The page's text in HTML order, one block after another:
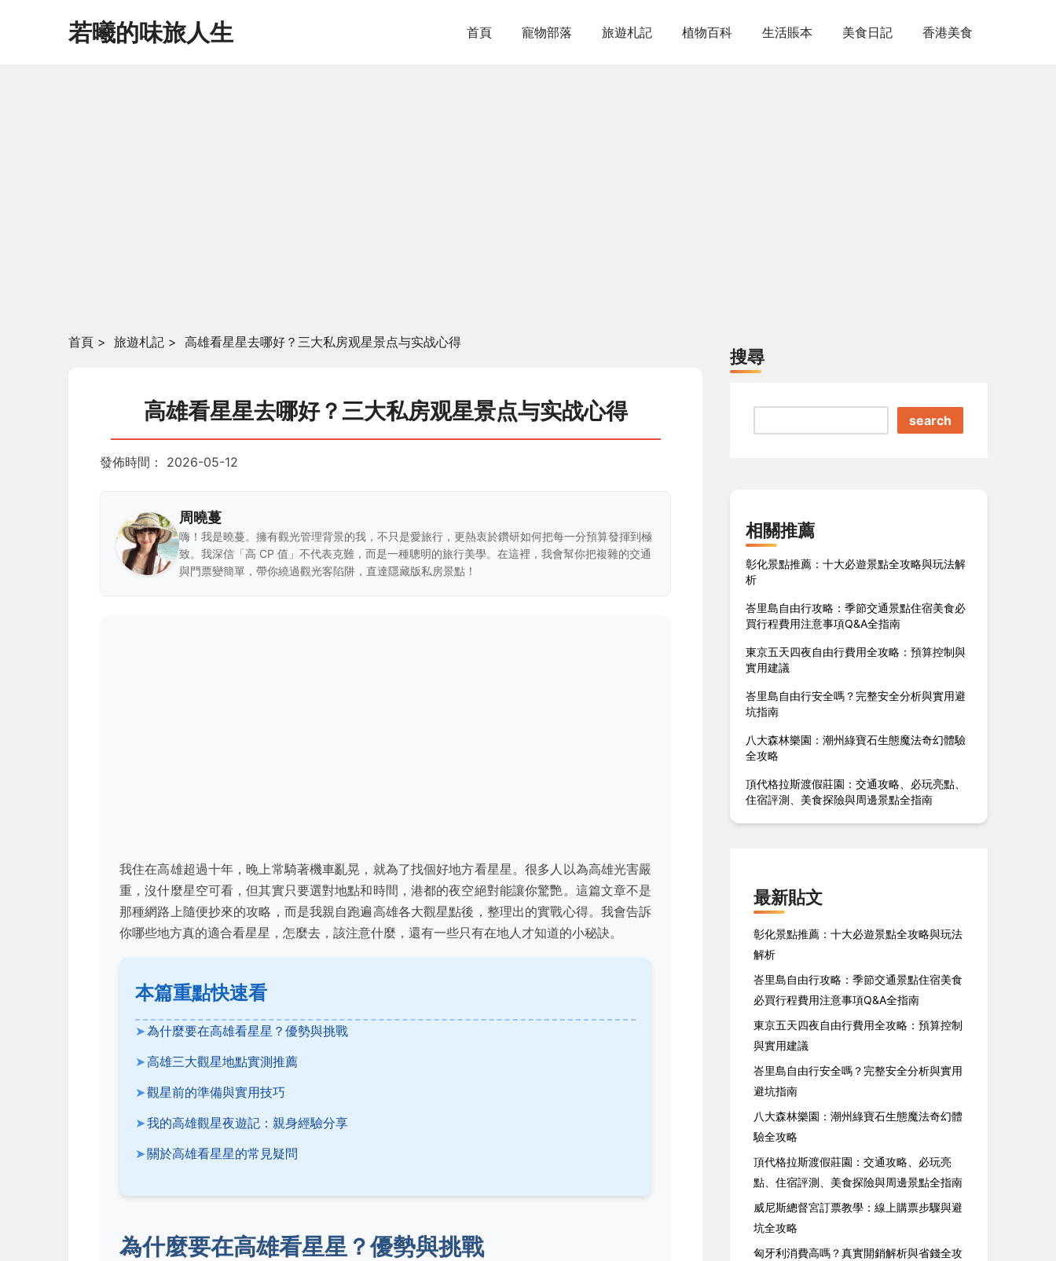
若曦的味旅人生 首頁 寵物部落 旅遊札記 植物百科 生活賬本 美食日記 香港美食
首頁 > 旅遊札記 > 高雄看星星去哪好？三大私房观星景点与实战心得
高雄看星星去哪好？三大私房观星景点与实战心得
發佈時間： 2026-05-12
周曉蔓
嗨！我是曉蔓。擁有觀光管理背景的我，不只是愛旅行，更熱衷於鑽研如何把每一分預算發揮到極
致。我深信「高 CP 值」不代表克難，而是一種聰明的旅行美學。在這裡，我會幫你把複雜的交通
與門票變簡單，帶你繞過觀光客陷阱，直達隱藏版私房景點！
我住在高雄超過十年，晚上常騎著機車亂晃，就為了找個好地方看星星。很多人以為高雄光害嚴
重，沒什麼星空可看，但其實只要選對地點和時間，港都的夜空絕對能讓你驚艷。這篇文章不是
那種網路上隨便抄來的攻略，而是我親自跑遍高雄各大觀星點後，整理出的實戰心得。我會告訴
你哪些地方真的適合看星星，怎麼去，該注意什麼，還有一些只有在地人才知道的小秘訣。
本篇重點快速看
為什麼要在高雄看星星？優勢與挑戰
高雄三大觀星地點實測推薦
觀星前的準備與實用技巧
我的高雄觀星夜遊記：親身經驗分享
關於高雄看星星的常見疑問
為什麼要在高雄看星星？優勢與挑戰
搜尋
search
相關推薦
彰化景點推薦：十大必遊景點全攻略與玩法解
析
峇里島自由行攻略：季節交通景點住宿美食必
買行程費用注意事項Q&A全指南
東京五天四夜自由行費用全攻略：預算控制與
實用建議
峇里島自由行安全嗎？完整安全分析與實用避
坑指南
八大森林樂園：潮州綠寶石生態魔法奇幻體驗
全攻略
頂代格拉斯渡假莊園：交通攻略、必玩亮點、
住宿評測、美食探險與周邊景點全指南
最新貼文
彰化景點推薦：十大必遊景點全攻略與玩法
解析
峇里島自由行攻略：季節交通景點住宿美食
必買行程費用注意事項Q&A全指南
東京五天四夜自由行費用全攻略：預算控制
與實用建議
峇里島自由行安全嗎？完整安全分析與實用
避坑指南
八大森林樂園：潮州綠寶石生態魔法奇幻體
驗全攻略
頂代格拉斯渡假莊園：交通攻略、必玩亮
點、住宿評測、美食探險與周邊景點全指南
威尼斯總督宮訂票教學：線上購票步驟與避
坑全攻略
匈牙利消費高嗎？真實開銷解析與省錢全攻